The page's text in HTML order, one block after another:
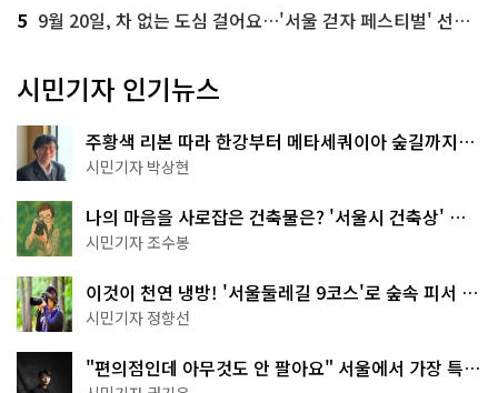
5 9월 20일, 차 없는 도심 걸어요…'서울 걷자 페스티벌' 선착순 5천명
시민기자 인기뉴스
주황색 리본 따라 한강부터 메타세쿼이아 숲길까지…
서울둘레길 15코스
시민기자 박상현
나의 마음을 사로잡은 건축물은? '서울시 건축상' 수
상작 공개!
시민기자 조수봉
이것이 천연 냉방! '서울둘레길 9코스'로 숲속 피서 떠
나볼까
시민기자 정향선
"편의점인데 아무것도 안 팔아요" 서울에서 가장 특별